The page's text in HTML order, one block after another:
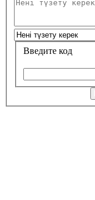
Введите код